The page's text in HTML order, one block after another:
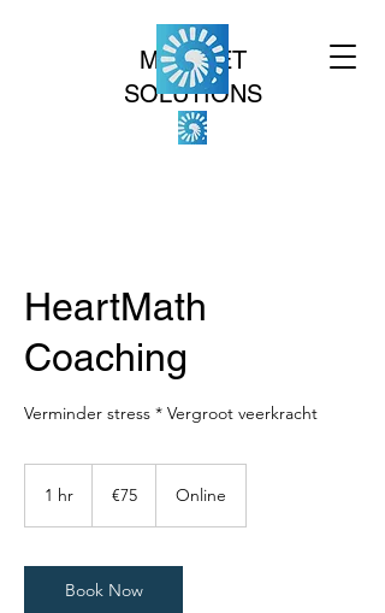
MINDSET
SOLUTIONS
HeartMath
Coaching
Verminder stress * Vergroot veerkracht
1 hr €75 Online
Book Now